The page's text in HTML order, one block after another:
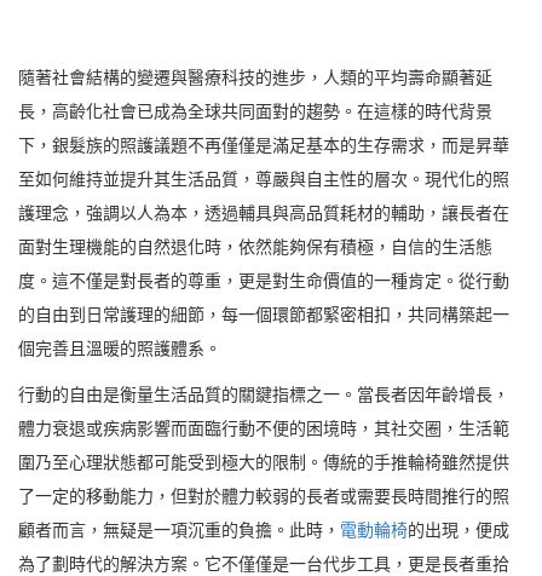
隨著社會結構的變遷與醫療科技的進步，人類的平均壽命顯著延
長，高齡化社會已成為全球共同面對的趨勢。在這樣的時代背景
下，銀髮族的照護議題不再僅僅是滿足基本的生存需求，而是昇華
至如何維持並提升其生活品質，尊嚴與自主性的層次。現代化的照
護理念，強調以人為本，透過輔具與高品質耗材的輔助，讓長者在
面對生理機能的自然退化時，依然能夠保有積極，自信的生活態
度。這不僅是對長者的尊重，更是對生命價值的一種肯定。從行動
的自由到日常護理的細節，每一個環節都緊密相扣，共同構築起一
個完善且溫暖的照護體系。
行動的自由是衡量生活品質的關鍵指標之一。當長者因年齡增長，
體力衰退或疾病影響而面臨行動不便的困境時，其社交圈，生活範
圍乃至心理狀態都可能受到極大的限制。傳統的手推輪椅雖然提供
了一定的移動能力，但對於體力較弱的長者或需要長時間推行的照
顧者而言，無疑是一項沉重的負擔。此時， 電動輪椅的出現，便成
為了劃時代的解決方案。它不僅僅是一台代步工具，更是長者重拾